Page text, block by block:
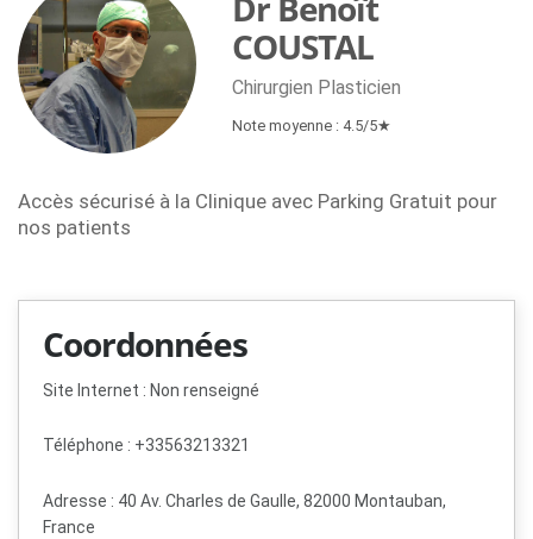
COUSTAL
Chirurgien Plasticien
Note moyenne : 4.5/5★
Accès sécurisé à la Clinique avec Parking Gratuit pour
nos patients
Coordonnées
Site Internet : Non renseigné
Téléphone : +33563213321
Adresse : 40 Av. Charles de Gaulle, 82000 Montauban,
France